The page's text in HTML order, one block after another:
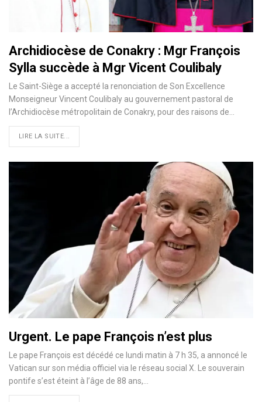
Archidiocèse de Conakry : Mgr François
Sylla succède à Mgr Vicent Coulibaly
Le Saint-Siège a accepté la renonciation de Son Excellence
Monseigneur Vincent Coulibaly au gouvernement pastoral de
l’Archidiocèse métropolitain de Conakry, pour des raisons de…
LIRE LA SUITE...
Urgent. Le pape François n’est plus
Le pape François est décédé ce lundi matin à 7 h 35, a annoncé le
Vatican sur son média officiel via le réseau social X. Le souverain
pontife s’est éteint à l’âge de 88 ans,…